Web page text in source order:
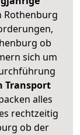
Rothenburg
ob
sich um
Transport
alles
rechtzeitig
ob der